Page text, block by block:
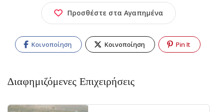
Προσθέστε στα Αγαπημένα
Κοινοποίηση Κοινοποίηση Pin It
Διαφημιζόμενες Επιχειρήσεις